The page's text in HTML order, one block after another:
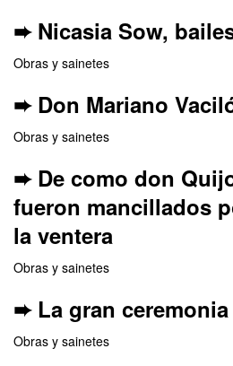
➨ Nicasia Sow,
Obras y sainetes
➨ Don Mariano
Obras y sainetes
➨ De como don
fueron mancillados
la ventera
Obras y sainetes
➨ La gran ceremonia
Obras y sainetes